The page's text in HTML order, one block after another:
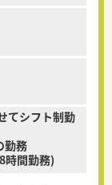
てシフト制勤
勤務
時間勤務)